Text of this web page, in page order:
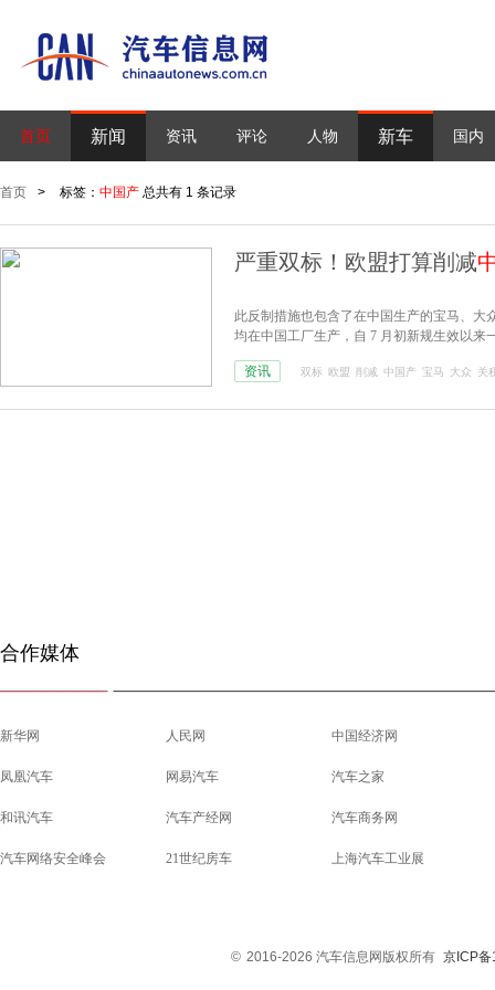
首页 新闻 资讯 评论 人物 新车 国内
首页 > 标签： 中国产 总共有 1 条记录
严重双标！欧盟打算削减
此反制措施也包含了在中国生产的宝马、大
均在中国工厂生产，自 7 月初新规生效以来
资讯
双标 欧盟 削减 中国产 宝马 大众 关
合作媒体
新华网 人民网 中国经济网
凤凰汽车 网易汽车 汽车之家
和讯汽车 汽车产经网 汽车商务网
汽车网络安全峰会 21世纪房车 上海汽车工业展
© 2016-2026 汽车信息网版权所有 京ICP